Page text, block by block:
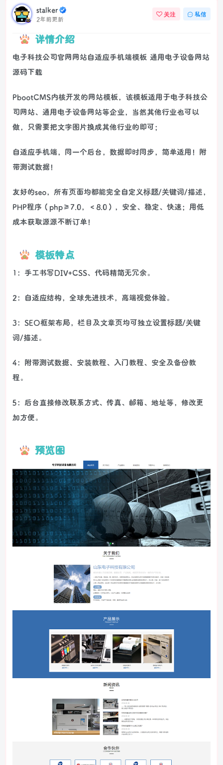
stalker
2年前更新
关注 私信
详情介绍
电子科技公司官网网站自适应手机端模板 通用电子设备网站
源码下载
PbootCMS内核开发的网站模板，该模板适用于电子科技公
司网站、通用电子设备网站等企业，当然其他行业也可以
做，只需要把文字图片换成其他行业的即可；
自适应手机端，同一个后台，数据即时同步，简单适用！附
带测试数据！
友好的seo，所有页面均都能完全自定义标题/关键词/描述，
PHP程序（php≥7.0，＜8.0），安全、稳定、快速；用低
成本获取源源不断订单！
模板特点
1：手工书写DIV+CSS、代码精简无冗余。
2：自适应结构，全球先进技术，高端视觉体验。
3：SEO框架布局，栏目及文章页均可独立设置标题/关键
词/描述。
4：附带测试数据、安装教程、入门教程、安全及备份教
程。
5：后台直接修改联系方式、传真、邮箱、地址等，修改更
加方便。
预览图